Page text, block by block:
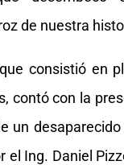
de nuestra
consistió en
contó con la
un
el Ing. Daniel